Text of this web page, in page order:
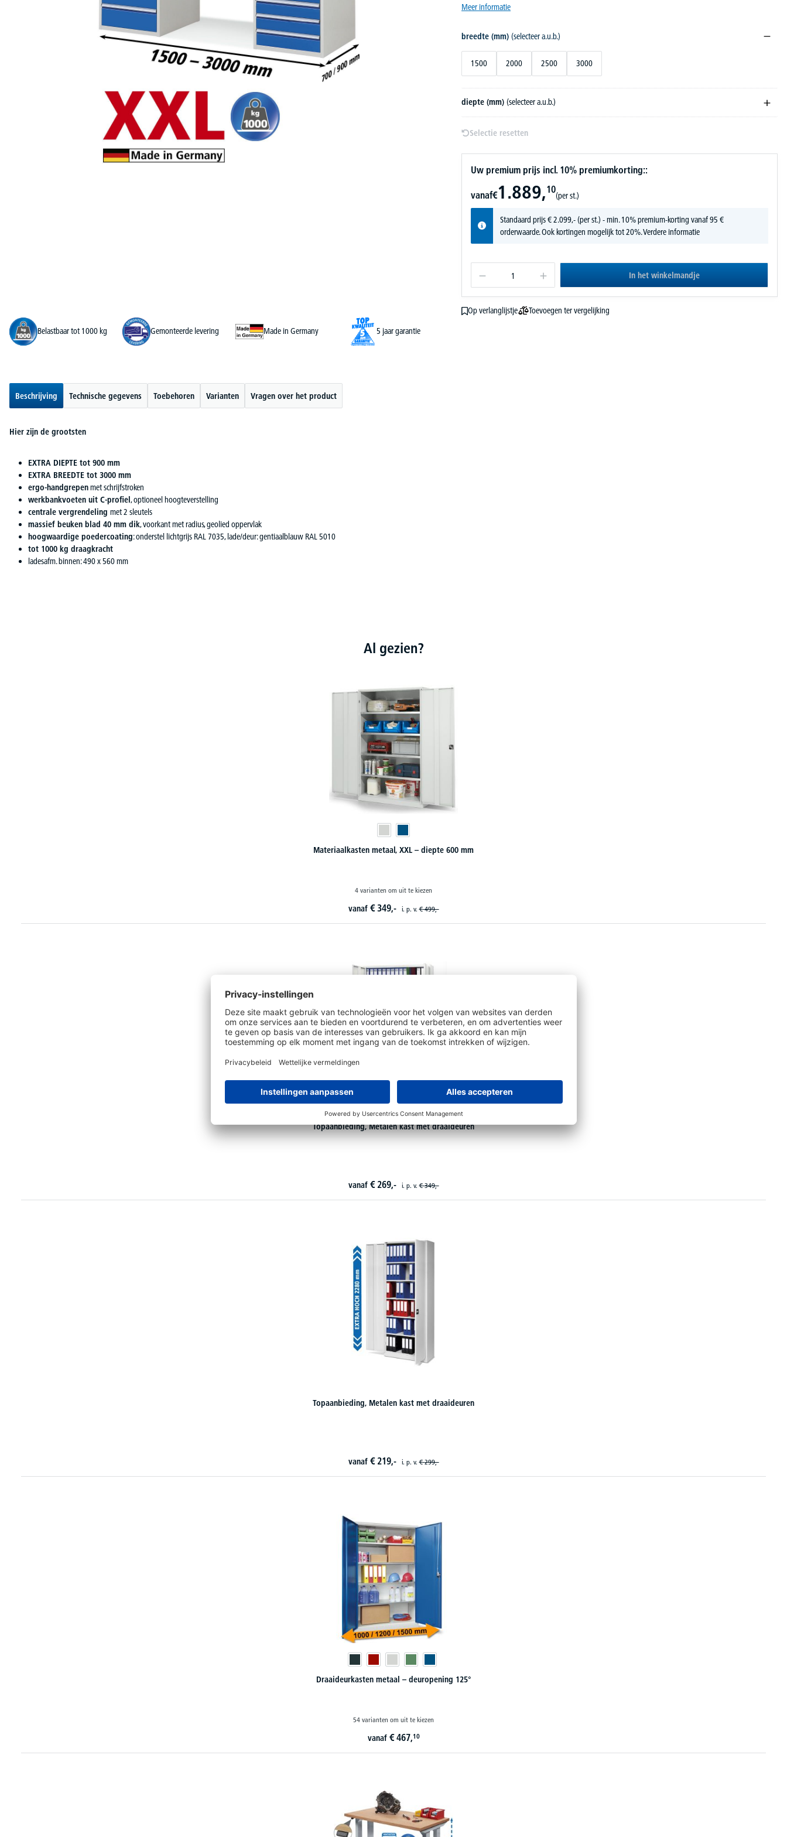
Meer informatie
breedte (mm) (selecteer a.u.b.)
1500 2000 2500 3000
diepte (mm) (selecteer a.u.b.)
Selectie resetten
Uw premium prijs incl. 10% premiumkorting::
vanaf€1.889,10
(per st.)
Standaard prijs€2.099,-(per st.) - min. 10% premium-korting vanaf 95 €
orderwaarde. Ook kortingen mogelijk tot 20%.Verdere informatie
In het winkelmandje
Op verlanglijstje
Toevoegen ter vergelijking
Belastbaar tot 1000 kg
Gemonteerde levering Made in Germany 5 jaar garantie
Beschrijving Technische gegevens Toebehoren Varianten Vragen over het product
Hier zijn de grootsten
EXTRA DIEPTE tot 900 mm
EXTRA BREEDTE tot 3000 mm
ergo-handgrepenmet schrijfstroken
werkbankvoeten uit C-profiel, optioneel hoogteverstelling
centrale vergrendeling met 2 sleutels
massief beuken blad 40 mm dik, voorkant met radius, geolied oppervlak
hoogwaardige poedercoating: onderstel lichtgrijs RAL 7035, lade/deur: gentiaalblauw RAL 5010
tot 1000 kg draagkracht
ladesafm. binnen: 490 x 560 mm
Al gezien?
Materiaalkasten metaal, XXL – diepte 600 mm
4 varianten om uit te kiezen
vanaf € 349,- i. p. v.€ 499,-
Topaanbieding, Metalen kast met draaideuren
vanaf € 269,- i. p. v.€ 349,-
Topaanbieding, Metalen kast met draaideuren
vanaf € 219,- i. p. v.€ 299,-
Draaideurkasten metaal – deuropening 125°
54 varianten om uit te kiezen
vanaf € 467,10